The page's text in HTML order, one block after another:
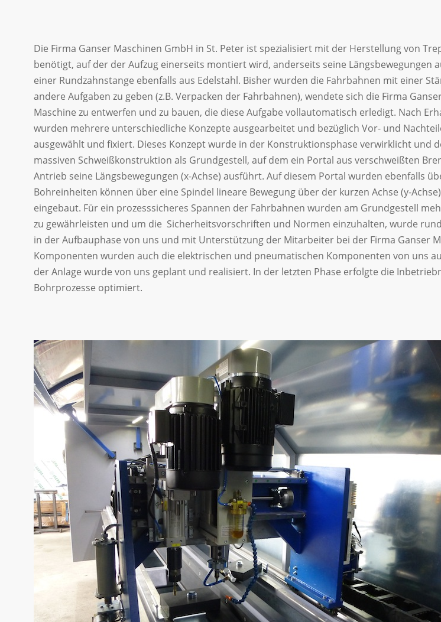
Die Firma Ganser Maschinen GmbH in St. Peter ist spezialisiert mit der Herstellung von
benötigt, auf der der Aufzug einerseits montiert wird, anderseits seine
einer Rundzahnstange ebenfalls aus Edelstahl. Bisher wurden die Fahrbahnen mit einer
andere Aufgaben zu geben (z.B. Verpacken der Fahrbahnen), wendete sich die Firma
Maschine zu entwerfen und zu bauen, die diese Aufgabe vollautomatisch erledigt. Nach
wurden mehrere unterschiedliche Konzepte ausgearbeitet und bezüglich Vor- und
ausgewählt und fixiert. Dieses Konzept wurde in der Konstruktionsphase verwirklicht
massiven Schweißkonstruktion als Grundgestell, auf dem ein Portal aus verschweißten
Antrieb seine Längsbewegungen (x-Achse) ausführt. Auf diesem Portal wurden ebenfalls
Bohreinheiten können über eine Spindel lineare Bewegung über der kurzen Achse (y-
eingebaut. Für ein prozesssicheres Spannen der Fahrbahnen wurden am Grundgestell
zu gewährleisten und um die Sicherheitsvorschriften und Normen einzuhalten, wurde
in der Aufbauphase von uns und mit Unterstützung der Mitarbeiter bei der Firma Ganser
Komponenten wurden auch die elektrischen und pneumatischen Komponenten von uns
der Anlage wurde von uns geplant und realisiert. In der letzten Phase erfolgte die
Bohrprozesse optimiert.